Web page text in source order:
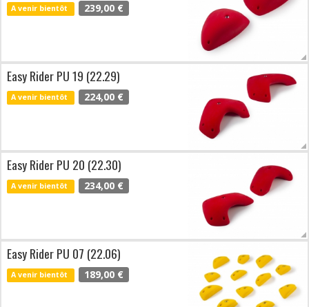
A venir bientôt 239,00 €
Easy Rider PU 19 (22.29)
A venir bientôt 224,00 €
Easy Rider PU 20 (22.30)
A venir bientôt 234,00 €
Easy Rider PU 07 (22.06)
A venir bientôt 189,00 €